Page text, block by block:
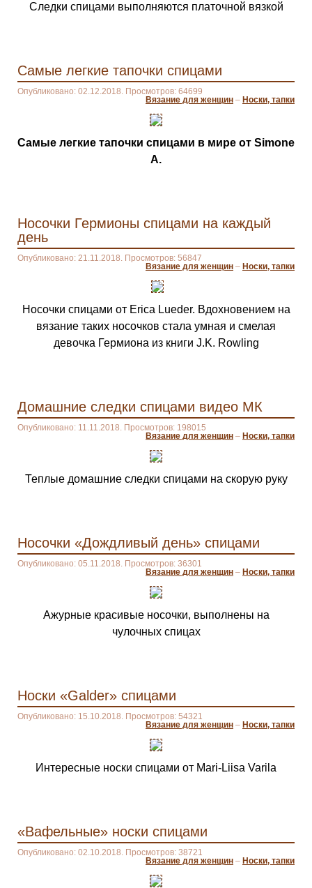
Следки спицами выполняются платочной вязкой
Самые легкие тапочки спицами
Опубликовано: 02.12.2018. Просмотров: 64699
Вязание для женщин – Носки, тапки
Самые легкие тапочки спицами в мире от Simone
A.
Носочки Гермионы спицами на каждый
день
Опубликовано: 21.11.2018. Просмотров: 56847
Вязание для женщин – Носки, тапки
Носочки спицами от Erica Lueder. Вдохновением на
вязание таких носочков стала умная и смелая
девочка Гермиона из книги J.K. Rowling
Домашние следки спицами видео МК
Опубликовано: 11.11.2018. Просмотров: 198015
Вязание для женщин – Носки, тапки
Теплые домашние следки спицами на скорую руку
Носочки «Дождливый день» спицами
Опубликовано: 05.11.2018. Просмотров: 36301
Вязание для женщин – Носки, тапки
Ажурные красивые носочки, выполнены на
чулочных спицах
Носки «Galder» спицами
Опубликовано: 15.10.2018. Просмотров: 54321
Вязание для женщин – Носки, тапки
Интересные носки спицами от Mari-Liisa Varila
«Вафельные» носки спицами
Опубликовано: 02.10.2018. Просмотров: 38721
Вязание для женщин – Носки, тапки